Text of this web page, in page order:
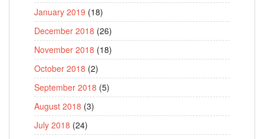
January 2019 (18)
December 2018 (26)
November 2018 (18)
October 2018 (2)
September 2018 (5)
August 2018 (3)
July 2018 (24)